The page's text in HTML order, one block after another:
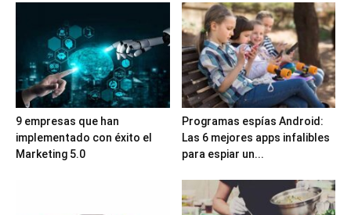
9 empresas que han
implementado con éxito el
Marketing 5.0
Programas espías Android:
Las 6 mejores apps infalibles
para espiar un...